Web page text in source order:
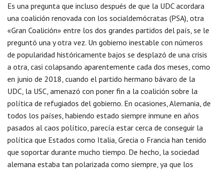
Es una pregunta que incluso después de que la UDC acordara
una coalición renovada con los socialdemócratas (PSA), otra
«Gran Coalición» entre los dos grandes partidos del país, se le
preguntó una y otra vez. Un gobierno inestable con números
de popularidad históricamente bajos se desplazó de una crisis
a otra, casi colapsando aparentemente cada dos meses, como
en junio de 2018, cuando el partido hermano bávaro de la
UDC, la USC, amenazó con poner fin a la coalición sobre la
política de refugiados del gobierno. En ocasiones, Alemania, de
todos los países, habiendo estado siempre inmune en años
pasados ​​al caos político, parecía estar cerca de conseguir la
política que Estados como Italia, Grecia o Francia han tenido
que soportar durante mucho tiempo. De hecho, la sociedad
alemana estaba tan polarizada como siempre, ya que los